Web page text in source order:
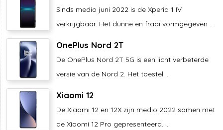
Sinds medio juni 2022 is de Xperia 1 IV
verkrijgbaar. Het dunne en fraai vormgegeven ...
OnePlus Nord 2T
De OnePlus Nord 2T 5G is een licht verbeterde
versie van de Nord 2. Het toestel ...
Xiaomi 12
De Xiaomi 12 en 12X zijn medio 2022 samen met
de Xiaomi 12 Pro gepresenteerd. ...